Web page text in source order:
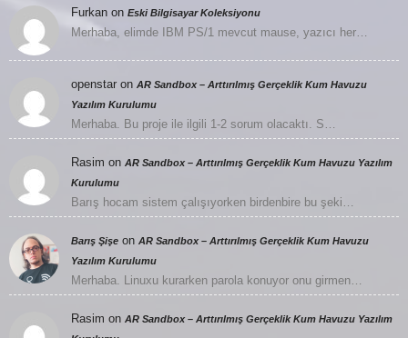
Furkan on Eski Bilgisayar Koleksiyonu
Merhaba, elimde IBM PS/1 mevcut mause, yazıcı her…
openstar on AR Sandbox – Arttırılmış Gerçeklik Kum Havuzu
Yazılım Kurulumu
Merhaba. Bu proje ile ilgili 1-2 sorum olacaktı. S…
Rasim on AR Sandbox – Arttırılmış Gerçeklik Kum Havuzu Yazılım
Kurulumu
Barış hocam sistem çalışıyorken birdenbire bu şeki…
Barış Şişe on AR Sandbox – Arttırılmış Gerçeklik Kum Havuzu
Yazılım Kurulumu
Merhaba. Linuxu kurarken parola konuyor onu girmen…
Rasim on AR Sandbox – Arttırılmış Gerçeklik Kum Havuzu Yazılım